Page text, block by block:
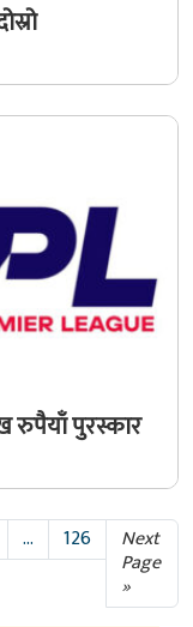
रुपैयाँ पुरस्कार
... 126 Next
Page
»